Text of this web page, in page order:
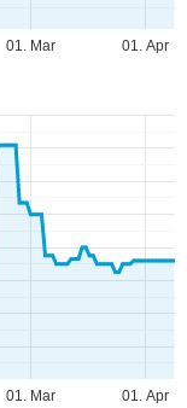
01. Mar 01. Apr
01. Mar 01. Apr